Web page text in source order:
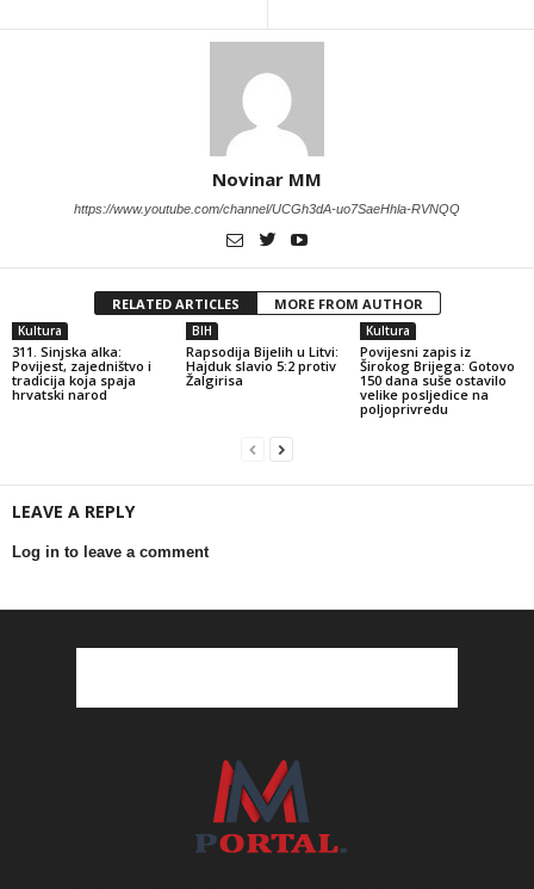
Novinar MM
https://www.youtube.com/channel/UCGh3dA-uo7SaeHhla-RVNQQ
RELATED ARTICLES MORE FROM AUTHOR
Kultura
311. Sinjska alka:
Povijest, zajedništvo i
tradicija koja spaja
hrvatski narod
BIH
Rapsodija Bijelih u Litvi:
Hajduk slavio 5:2 protiv
Žalgirisa
Kultura
Povijesni zapis iz
Širokog Brijega: Gotovo
150 dana suše ostavilo
velike posljedice na
poljoprivredu
LEAVE A REPLY
Log in to leave a comment